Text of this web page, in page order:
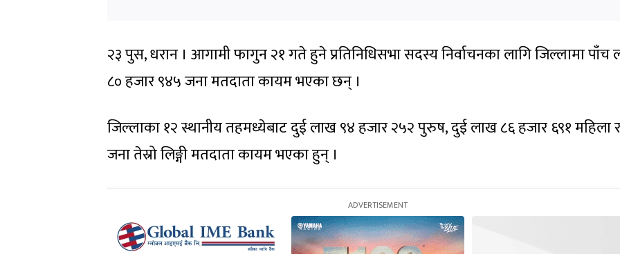
२३ पुस, धरान । आगामी फागुन २१ गते हुने प्रतिनिधिसभा सदस्य निर्वाचनका लागि जिल्लामा पाँच
८० हजार ९४५ जना मतदाता कायम भएका छन् ।
जिल्लाका १२ स्थानीय तहमध्येबाट दुई लाख ९४ हजार २५२ पुरुष, दुई लाख ८६ हजार ६९१ महिला
जना तेस्रो लिङ्गी मतदाता कायम भएका हुन् ।